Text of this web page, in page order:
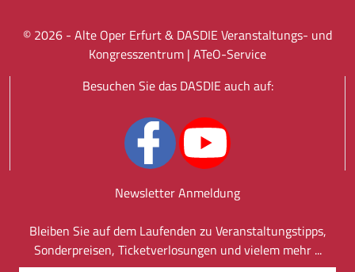
© 2026 - Alte Oper Erfurt & DASDIE Veranstaltungs- und
Kongresszentrum | ATeO-Service
Besuchen Sie das DASDIE auch auf:
Newsletter Anmeldung
Bleiben Sie auf dem Laufenden zu Veranstaltungstipps,
Sonderpreisen, Ticketverlosungen und vielem mehr ...